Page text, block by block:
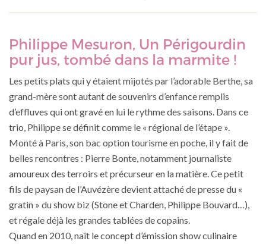
Philippe Mesuron, Un Périgourdin
pur jus, tombé dans la marmite !
Les petits plats qui y étaient mijotés par l’adorable Berthe, sa
grand-mère sont autant de souvenirs d’enfance remplis
d’effluves qui ont gravé en lui le rythme des saisons. Dans ce
trio, Philippe se définit comme le « régional de l’étape ».
Monté à Paris, son bac option tourisme en poche, il y fait de
belles rencontres : Pierre Bonte, notamment journaliste
amoureux des terroirs et précurseur en la matière. Ce petit
fils de paysan de l’Auvézère devient attaché de presse du «
gratin » du show biz (Stone et Charden, Philippe Bouvard…),
et régale déjà les grandes tablées de copains.
Quand en 2010, naît le concept d’émission show culinaire